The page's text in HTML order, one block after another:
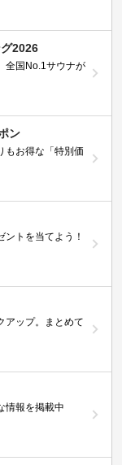
2026
全国No.1サウナが
ン
もお得な「特別価
トを当てよう！
アップ。まとめて
情報を掲載中